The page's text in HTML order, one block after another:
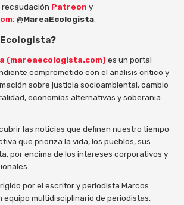
recaudación Patreon y
@MareaEcologista.
Ecologista?
(mareaecologista.com) es un portal
comprometido con el análisis crítico y
sobre justicia socioambiental, cambio
economías alternativas y soberanía
las noticias que definen nuestro tiempo
que prioriza la vida, los pueblos, sus
por encima de los intereses corporativos y
por el escritor y periodista Marcos
equipo multidisciplinario de periodistas,